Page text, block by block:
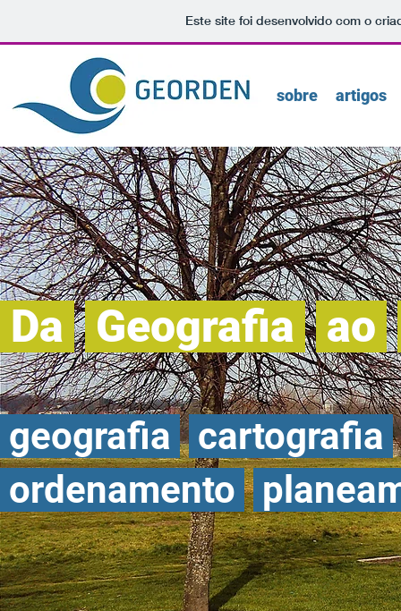
Este site foi desenvolvido com o
sobre artigos
Da Geografia ao
geografia
cartografia
ordenamento